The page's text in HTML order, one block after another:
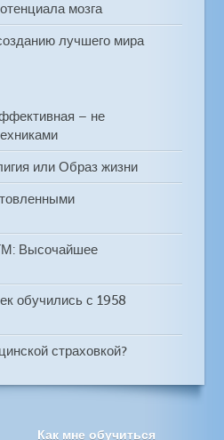
мозга
лучшего мира
– не
или Образ жизни
Высочайшее
обучились с 1958
страховкой?
Как мне обучиться